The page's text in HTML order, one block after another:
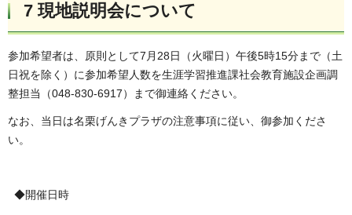
7 現地説明会について
参加希望者は、原則として7月28日（火曜日）午後5時15分まで（土
日祝を除く）に参加希望人数を生涯学習推進課社会教育施設企画調
整担当（048-830-6917）まで御連絡ください。
なお、当日は名栗げんきプラザの注意事項に従い、御参加くださ
い。
◆開催日時